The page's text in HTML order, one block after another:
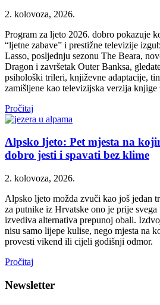
2. kolovoza, 2026.
Program za ljeto 2026. dobro pokazuje
“ljetne zabave” i prestižne televizije
Lasso, posljednju sezonu The Beara,
Dragon i završetak Outer Banksa,
psihološki trileri, književne adaptacije,
zamišljene kao televizijska verzija knjige
Pročitaj
Alpsko ljeto: Pet mjesta na
dobro jesti i spavati bez klime
2. kolovoza, 2026.
Alpsko ljeto možda zvuči kao još jedan
za putnike iz Hrvatske ono je prije
izvediva alternativa prepunoj obali.
nisu samo lijepe kulise, nego mjesta na
provesti vikend ili cijeli godišnji odmor.
Pročitaj
Newsletter